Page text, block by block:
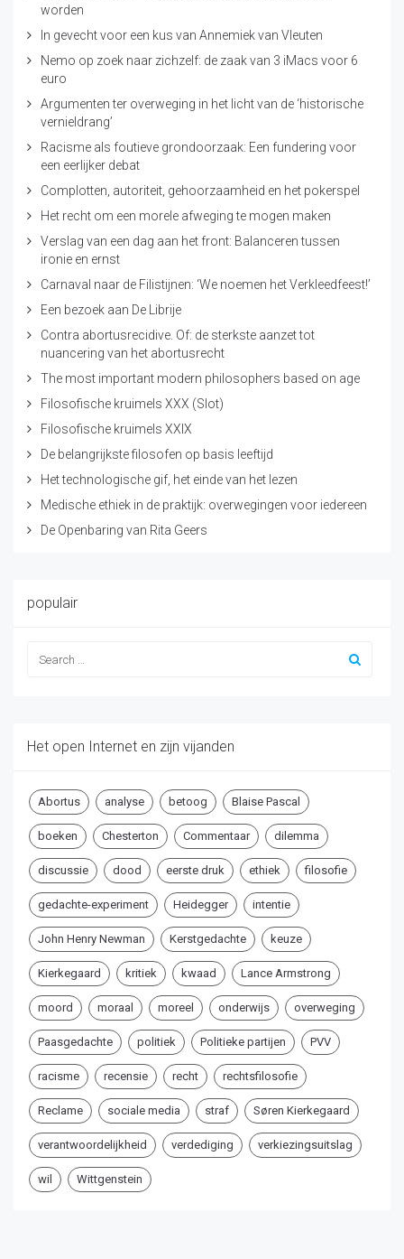
worden
In gevecht voor een kus van Annemiek van Vleuten
Nemo op zoek naar zichzelf: de zaak van 3 iMacs voor 6
euro
Argumenten ter overweging in het licht van de ‘historische
vernieldrang’
Racisme als foutieve grondoorzaak: Een fundering voor
een eerlijker debat
Complotten, autoriteit, gehoorzaamheid en het pokerspel
Het recht om een morele afweging te mogen maken
Verslag van een dag aan het front: Balanceren tussen
ironie en ernst
Carnaval naar de Filistijnen: ‘We noemen het Verkleedfeest!’
Een bezoek aan De Librije
Contra abortusrecidive. Of: de sterkste aanzet tot
nuancering van het abortusrecht
The most important modern philosophers based on age
Filosofische kruimels XXX (Slot)
Filosofische kruimels XXIX
De belangrijkste filosofen op basis leeftijd
Het technologische gif, het einde van het lezen
Medische ethiek in de praktijk: overwegingen voor iedereen
De Openbaring van Rita Geers
populair
Het open Internet en zijn vijanden
Abortus analyse betoog Blaise Pascal
boeken Chesterton Commentaar dilemma
discussie dood eerste druk ethiek filosofie
gedachte-experiment Heidegger intentie
John Henry Newman Kerstgedachte keuze
Kierkegaard kritiek kwaad Lance Armstrong
moord moraal moreel onderwijs overweging
Paasgedachte politiek Politieke partijen PVV
racisme recensie recht rechtsfilosofie
Reclame sociale media straf Søren Kierkegaard
verantwoordelijkheid verdediging verkiezingsuitslag
wil Wittgenstein